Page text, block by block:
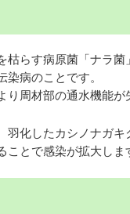
枯らす病原菌「ナラ
染病のことです。
り周材部の通水機能
、羽化したカシノナガ
とで感染が拡大しま